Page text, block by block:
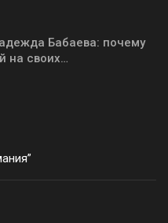
Бабаева: почему
на своих…